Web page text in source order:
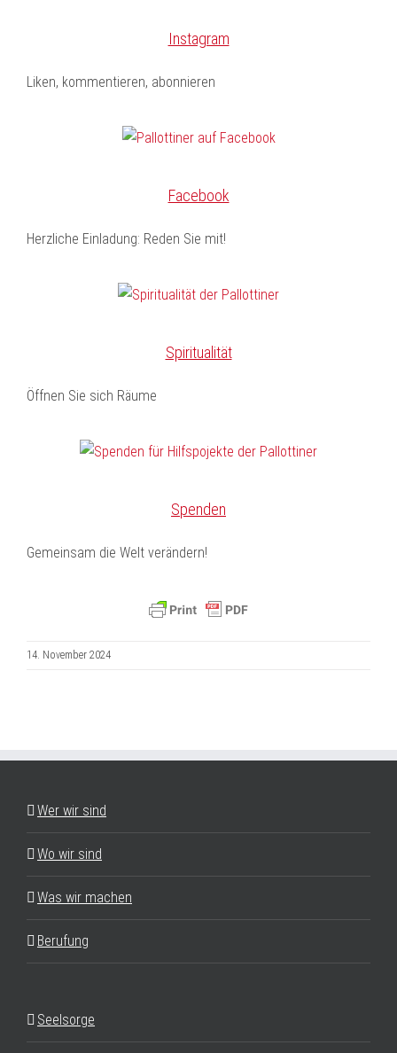
Instagram
Liken, kommentieren, abonnieren
Facebook
Herzliche Einladung: Reden Sie mit!
Spiritualität
Öffnen Sie sich Räume
Spenden
Gemeinsam die Welt verändern!
14. November 2024
Wer wir sind
Wo wir sind
Was wir machen
Berufung
Seelsorge